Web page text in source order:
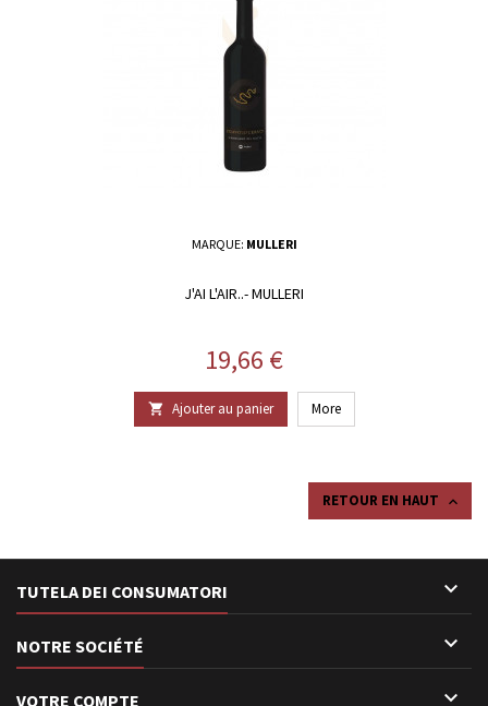
MARQUE: MULLERI
J'AI L'AIR..- MULLERI
Prix
19,66 €
 Ajouter au panier More
RETOUR EN HAUT 
TUTELA DEI CONSUMATORI 
NOTRE SOCIÉTÉ 
VOTRE COMPTE 